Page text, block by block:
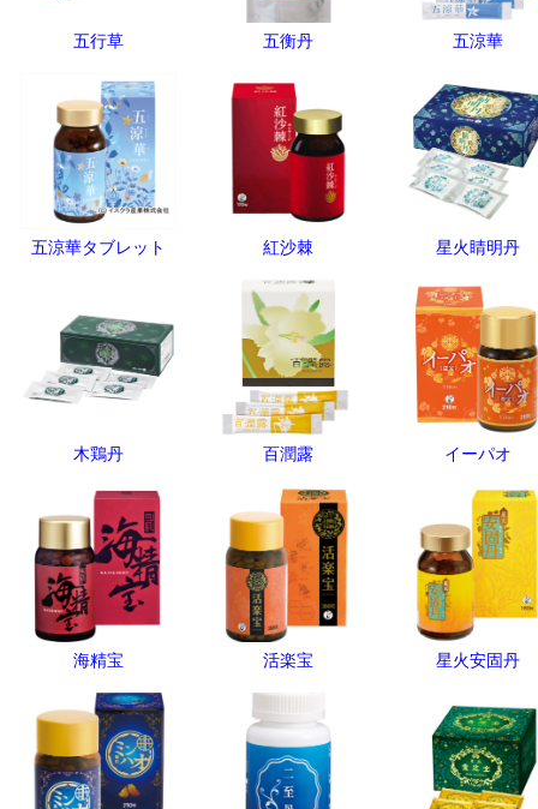
五行草 五衡丹 五涼華
五涼華タブレット 紅沙棘 星火睛明丹
木鶏丹 百潤露 イーパオ
海精宝 活楽宝 星火安固丹